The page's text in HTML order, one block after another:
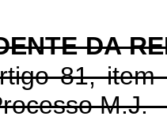
DA
81,
M.J.